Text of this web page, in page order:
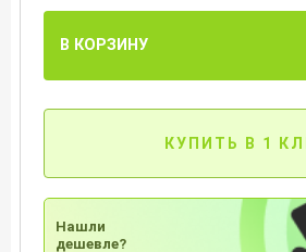
В КОРЗИНУ
КУПИТЬ В 1
Нашли
дешевле?